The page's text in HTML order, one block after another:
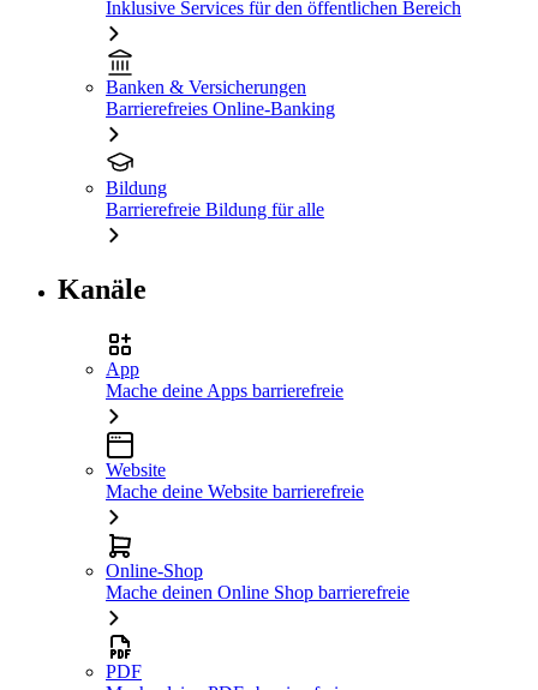
Inklusive Services für den öffentlichen Bereich
Banken & Versicherungen
Barrierefreies Online-Banking
Bildung
Barrierefreie Bildung für alle
Kanäle
App
Mache deine Apps barrierefreie
Website
Mache deine Website barrierefreie
Online-Shop
Mache deinen Online Shop barrierefreie
PDF